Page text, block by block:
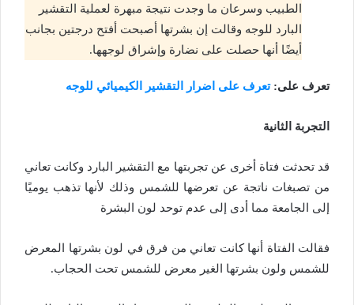
الطبيب وسرعان ما وجدت نتيجة مبهرة لعملية التقشير
البارد للوجه وقالت إن بشرتها أصبحت أفتح درجتين بجانب
أيضًا أنها حصلت على نضارة وإشراق لوجهها.
تعرف على:تعرف على اضرار التقشير الكيميائي للوجه
التجربة الثانية
قد تحدثت فتاة أخرى عن تجربتها مع التقشير البارد وكانت تعاني
من تصبغات ناتجة عن تعرضها للشمس وذلك لأنها تذهب يوميًا
إلى الجامعة مما أدى إلى عدم توحد لون البشرة
فقالت الفتاة أنها كانت تعاني من فرق في لون بشرتها المعرض
للشمس ولون بشرتها الغير معرض للشمس تحت الحجاب.